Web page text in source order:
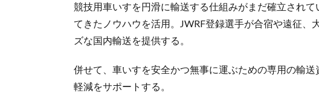
競技用車いすを円滑に輸送する仕組みがまだ確立され
てきたノウハウを活用。JWRF登録選手が合宿や遠征、
ズな国内輸送を提供する。
併せて、車いすを安全かつ無事に運ぶための専用の輸
軽減をサポートする。